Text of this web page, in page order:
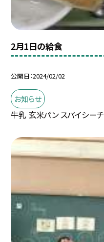
2月1日の給食
公開日 2024/02/02
お知らせ
牛乳 玄米パン スパイシー